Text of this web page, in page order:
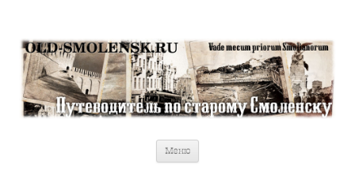
открытки, карты …
Меню